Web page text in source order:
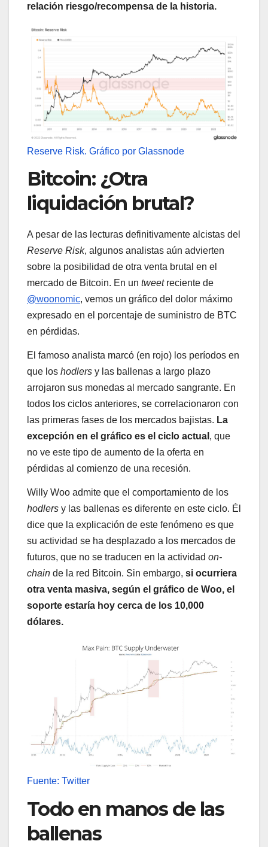
relación riesgo/recompensa de la historia.
Reserve Risk. Gráfico por Glassnode
Bitcoin: ¿Otra
liquidación brutal?
A pesar de las lecturas definitivamente alcistas del
Reserve Risk, algunos analistas aún advierten
sobre la posibilidad de otra venta brutal en el
mercado de Bitcoin. En un tweetreciente de
@woonomic, vemos un gráfico del dolor máximo
expresado en el porcentaje de suministro de BTC
en pérdidas.
El famoso analista marcó (en rojo) los períodos en
que los hodlers y las ballenas a largo plazo
arrojaron sus monedas al mercado sangrante. En
todos los ciclos anteriores, se correlacionaron con
las primeras fases de los mercados bajistas. La
excepción en el gráfico es el ciclo actual , que
no ve este tipo de aumento de la oferta en
pérdidas al comienzo de una recesión.
Willy Woo admite que el comportamiento de los
hodlers y las ballenas es diferente en este ciclo. Él
dice que la explicación de este fenómeno es que
su actividad se ha desplazado a los mercados de
futuros, que no se traducen en la actividad on-
chain de la red Bitcoin. Sin embargo, si ocurriera
otra venta masiva, según el gráfico de Woo, el
soporte estaría hoy cerca de los 10,000
dólares.
Fuente: Twitter
Todo en manos de las
ballenas